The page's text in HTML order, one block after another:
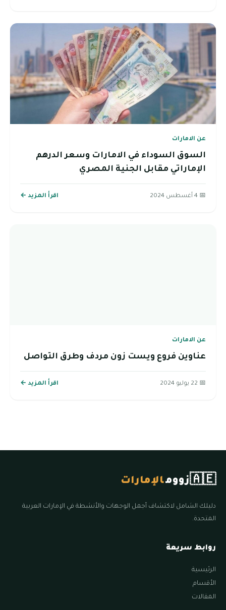
عن الامارات
السوق السوداء في الامارات وسعر الدرهم
الإماراتي مقابل الجنية المصري
📅 4 أغسطس 2024 اقرأ المزيد ←
عن الامارات
عناوين فروع ويست زون مردف وطرق التواصل
📅 22 يوليو 2024 اقرأ المزيد ←
🇦🇪زوومالإمارات
دليلك الشامل لاكتشاف أجمل الوجهات والأنشطة في الإمارات العربية
المتحدة.
روابط سريعة
الرئيسية
الأقسام
المقالات